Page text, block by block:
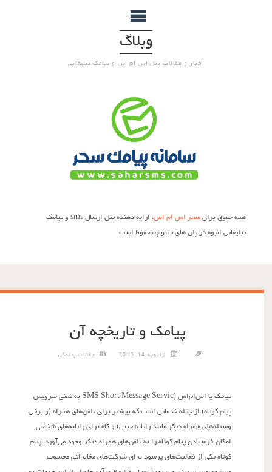
وبلاگ
اخبار و مقالات پنل اس ام اس و پیامک تبلیغاتی
همه حقوق برایسحر اس ام اس
، ارایه دهنده پنل ارسال sms و پیامک
تبلیغاتی انبوه در پلن های متنوع، محفوظ است.
پیامک و تاریخچه آن
ژانویه 14, 2013 مقالات پیامکی
پیامک یا اس‌ام‌اس (SMS Short Message Servic به معنی سرویس
پیام کوتاه) از جمله خدماتی است که بیشتر برای تلفن‌های همراه (و برخی
وسیله‌های همراه دیگر مانند رایانه جیبی) و گاه برای رایانه‌های شخصی
امکان فرستادن پیام کوتاه را به تلفن‌های همراه دیگر وجود می‌آورد. پیام
کوتاه یکی از فعالیت‌های پرسود برای شرکت‌های مخابراتی محسوب